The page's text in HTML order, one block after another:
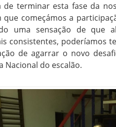
terminar esta fase da
que começámos a
uma sensação de que
consistentes, poderíamos
de agarrar o novo
Nacional do escalão.